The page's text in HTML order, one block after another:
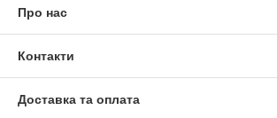
Про нас
Контакти
Доставка та оплата